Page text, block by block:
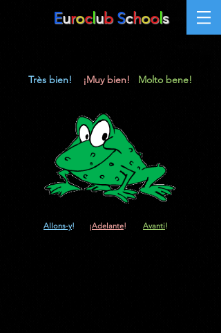
EuroclubSchools
Très bien! ¡Muy bien! Molto bene!
Allons-y! ¡Adelante! Avanti!